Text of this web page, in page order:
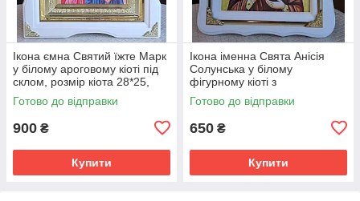
Ікона ємна Святий їжте Марк
у білому ароговому кіоті під
склом, розмір кіота 28*25,
сюжет15*18
Готово до відправки
900 ₴
Купити
Ікона іменна Свята Анісія
Солунська у білому
фігурному кіоті з
декоративними куточками,
розмір кіота 24*21, сюжет
Готово до відправки
650 ₴
Купити